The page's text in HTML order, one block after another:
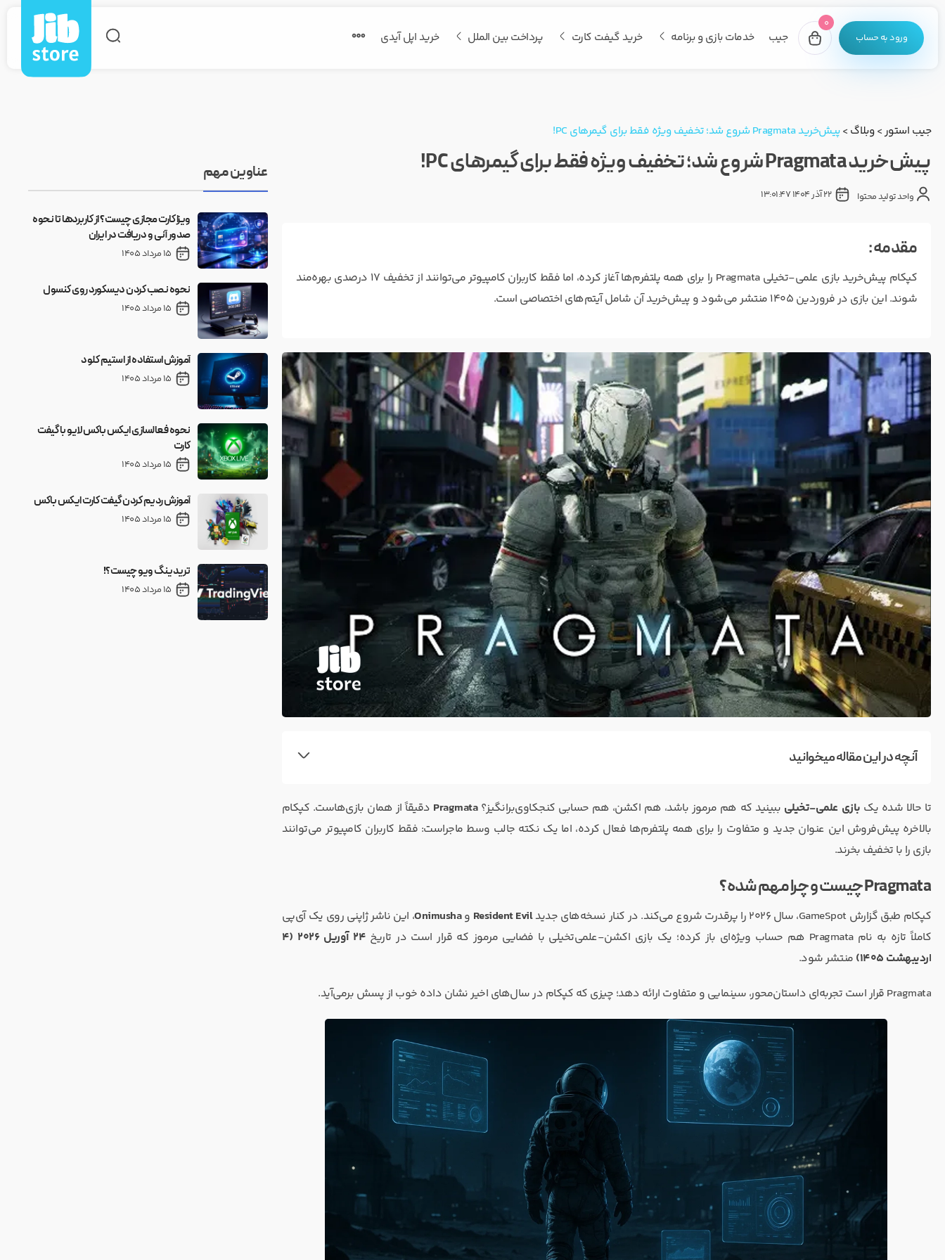
ورود به حساب
0
جیب خدمات بازی و برنامه خرید گیفت کارت پرداخت بین الملل خرید اپل آیدی
جیب استور>وبلاگ >پیش‌خرید Pragmata شروع شد؛ تخفیف ویژه فقط برای گیمرهای PC!
پیش‌خرید Pragmata شروع شد؛ تخفیف ویژه فقط برای گیمرهای PC!
واحد تولید محتوا 22 آذر 1404 13:01:47
مقدمه :
کپکام پیش‌خرید بازی علمی‌-تخیلی Pragmata را برای همه پلتفرم‌ها آغاز کرده، اما فقط کاربران کامپیوتر می‌توانند از تخفیف ۱۷ درصدی بهره‌مند
شوند. این بازی در فروردین ۱۴۰۵ منتشر می‌شود و پیش‌خرید آن شامل آیتم‌های اختصاصی است.
آنچه در این مقاله میخوانید
تا حالا شده یک بازی علمی‌-تخیلی ببینید که هم مرموز باشد، هم اکشن، هم حسابی کنجکاوی‌برانگیز؟Pragmata دقیقاً از همان بازی‌هاست. کپکام
بالاخره پیش‌فروش این عنوان جدید و متفاوت را برای همه پلتفرم‌ها فعال کرده، اما یک نکته جالب وسط ماجراست: فقط کاربران کامپیوتر می‌توانند
بازی را با تخفیف بخرند.
Pragmata چیست و چرا مهم شده؟
کپکام طبق گزارش GameSpot، سال ۲۰۲۶ را پرقدرت شروع می‌کند. در کنار نسخه‌های جدید Resident Evil وOnimusha، این ناشر ژاپنی روی یک آی‌پی
کاملاً تازه به نام Pragmata هم حساب ویژه‌ای باز کرده؛ یک بازی اکشن-علمی‌تخیلی با فضایی مرموز که قرار است در تاریخ
۲۴ آوریل ۲۰۲۶ (۴
اردیبهشت ۱۴۰۵)
منتشر شود.
Pragmata قرار است تجربه‌ای داستان‌محور، سینمایی و متفاوت ارائه دهد؛ چیزی که کپکام در سال‌های اخیر نشان داده خوب از پسش برمی‌آید.
عناوین مهم
ویزا کارت مجازی چیست؟ از کاربردها تا نحوه
صدور آنی و دریافت در ایران
15 مرداد 1405
نحوه نصب کردن دیسکورد روی کنسول
15 مرداد 1405
آموزش استفاده از استیم کلود
15 مرداد 1405
نحوه فعالسازی ایکس باکس لایو با گیفت
کارت
15 مرداد 1405
آموزش ردیم کردن گیفت کارت ایکس باکس
15 مرداد 1405
تریدینگ ویو چیست؟!
15 مرداد 1405